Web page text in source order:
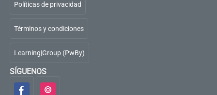
Políticas de privacidad
Términos y condiciones
Learning|Group (PwBy)
SÍGUENOS